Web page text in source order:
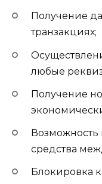
Получение
транзакциях;
любые
Получение
средства
Блокировка